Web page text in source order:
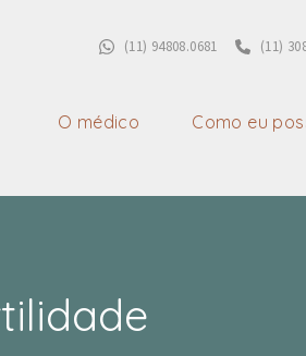
(11) 94808.0681 (11)
O médico Como eu